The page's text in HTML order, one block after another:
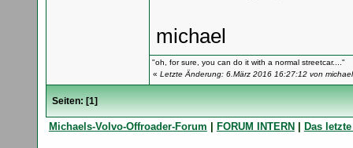
michael
"oh, for sure, you can do it with a normal streetcar...."
« Letzte Änderung: 6.März 2016 16:27:12 von michael
Seiten: [1]
Michaels-Volvo-Offroader-Forum FORUM INTERN Das